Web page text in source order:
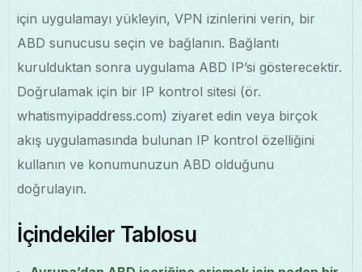
için uygulamayı yükleyin, VPN izinlerini verin, bir
ABD sunucusu seçin ve bağlanın. Bağlantı
kurulduktan sonra uygulama ABD IP’si gösterecektir.
Doğrulamak için bir IP kontrol sitesi (ör.
whatismyipaddress.com) ziyaret edin veya birçok
akış uygulamasında bulunan IP kontrol özelliğini
kullanın ve konumunuzun ABD olduğunu
doğrulayın.
İçindekiler Tablosu